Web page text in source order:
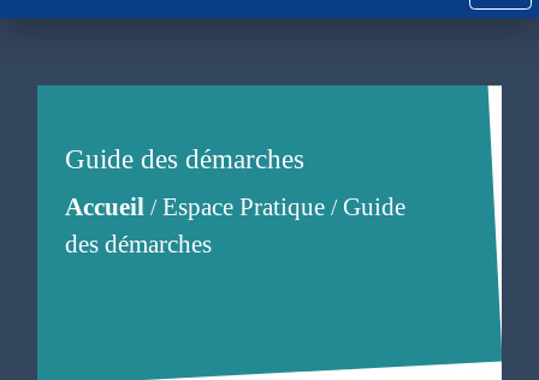
Guide des démarches
Accueil/Espace Pratique/Guide
des démarches